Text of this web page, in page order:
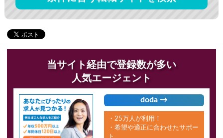
当サイト経由で登録数が多い
人気エージェント
doda →
・25万人が利用！
・希望や適正に合わせたサポー